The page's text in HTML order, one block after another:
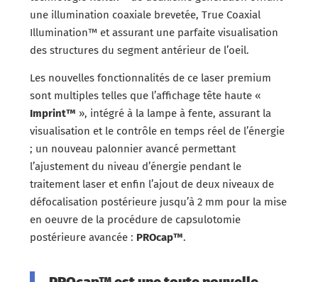
une illumination coaxiale brevetée, True Coaxial
Illumination™ et assurant une parfaite visualisation
des structures du segment antérieur de l’oeil.
Les nouvelles fonctionnalités de ce laser premium
sont multiples telles que l’affichage tête haute «
Imprint™ », intégré à la lampe à fente, assurant la
visualisation et le contrôle en temps réel de l’énergie
; un nouveau palonnier avancé permettant
l’ajustement du niveau d’énergie pendant le
traitement laser et enfin l’ajout de deux niveaux de
défocalisation postérieure jusqu’à 2 mm pour la mise
en oeuvre de la procédure de capsulotomie
postérieure avancée : PROcap™.